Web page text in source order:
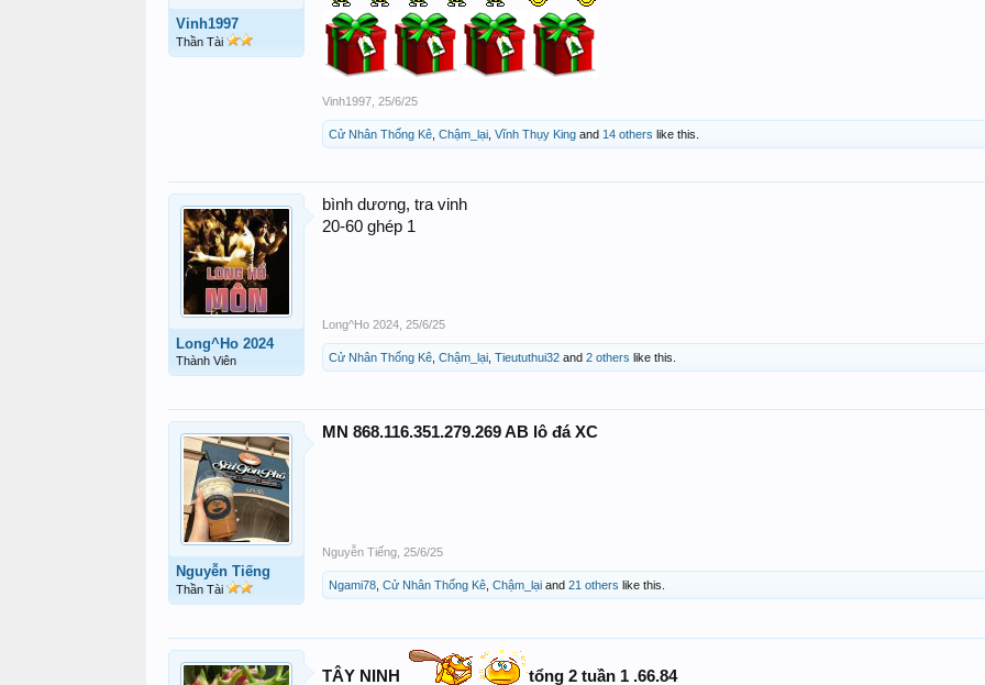
Vinh1997
Thần Tài
Vinh1997 25/6/25
Cử Nhân Thống Kê Chậm_lại Vĩnh Thụy King and 14 others like this.
Long^Ho 2024
Thành Viên
bình dương, tra vinh
20-60 ghép 1
Long^Ho 2024 25/6/25
Cử Nhân Thống Kê Chậm_lại Tieututhui32 and 2 others like this.
Nguyễn Tiếng
Thần Tài
MN 868.116.351.279.269 AB lô đá XC
Nguyễn Tiếng 25/6/25
Ngami78 Cử Nhân Thống Kê Chậm_lại and 21 others like this.
TÂY NINH tổng 2 tuần 1 .66.84